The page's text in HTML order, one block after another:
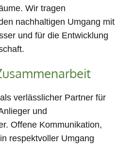
Wir tragen
nachhaltigen Umgang mit
und für die Entwicklung
verlässlicher Partner für
und
Offene Kommunikation,
respektvoller Umgang